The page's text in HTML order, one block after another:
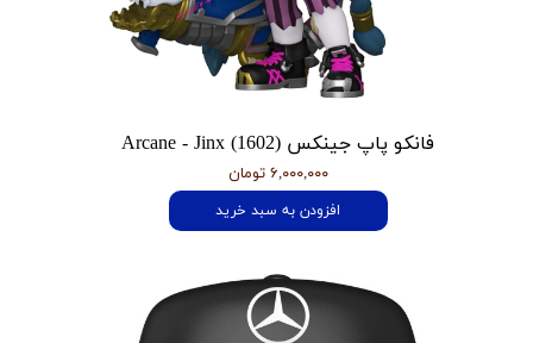
فانکو پاپ جینکس Arcane - Jinx (1602)
۶,۰۰۰,۰۰۰ تومان
افزودن به سبد خرید